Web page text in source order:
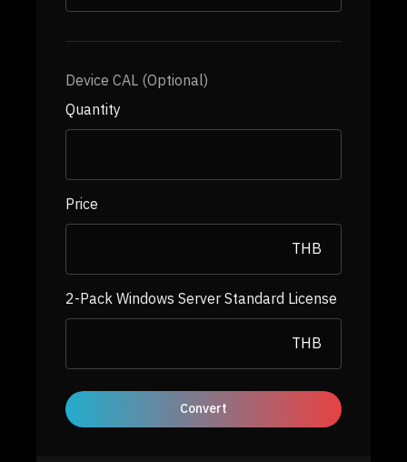
Device CAL (Optional)
Quantity
Price
THB
2-Pack Windows Server Standard License
THB
Convert